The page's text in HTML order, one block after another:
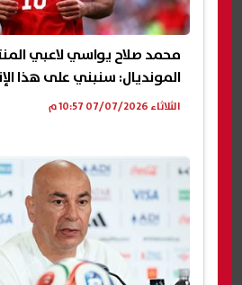
محمد صلاح يواسي لاعبي
المونديال: سنبني على هذا
الثلاثاء 07/07/2026 10:57 م